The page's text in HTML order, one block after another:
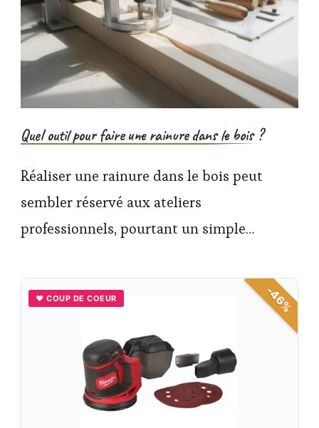
Quel outil pour faire une rainure dans le bois ?
Réaliser une rainure dans le bois peut
sembler réservé aux ateliers
professionnels, pourtant un simple…
-46%
♥ COUP DE COEUR